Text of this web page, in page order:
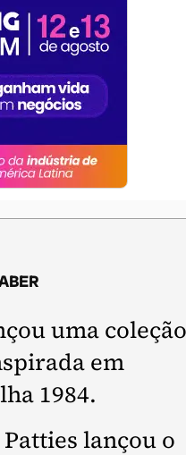
uma coleção
em
1984.
lançou o